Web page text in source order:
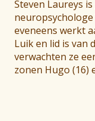
Steven Laureys
neuropsychologe
eveneens werkt
Luik en lid is van
verwachten ze
zonen Hugo (16)